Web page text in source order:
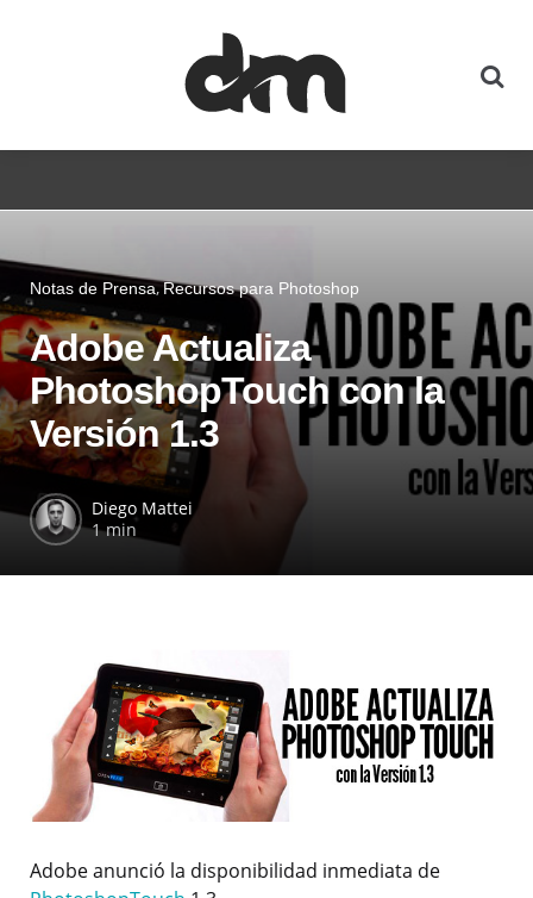
Notas de Prensa Recursos para Photoshop
Adobe Actualiza
PhotoshopTouch con la
Versión 1.3
Diego Mattei
1 min
Adobe anunció la disponibilidad inmediata de